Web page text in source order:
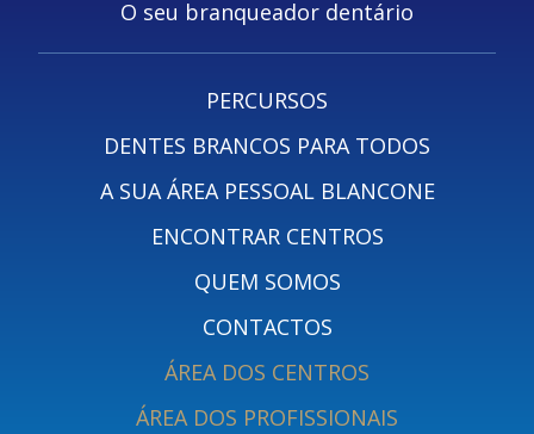
O seu branqueador dentário
PERCURSOS
DENTES BRANCOS PARA TODOS
A SUA ÁREA PESSOAL BLANCONE
ENCONTRAR CENTROS
QUEM SOMOS
CONTACTOS
ÁREA DOS CENTROS
ÁREA DOS PROFISSIONAIS